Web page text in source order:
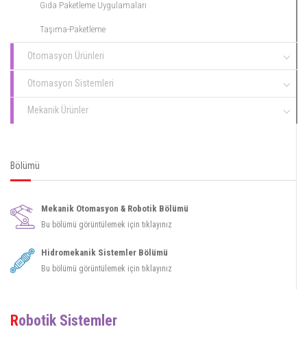
Gıda Paketleme Uygulamaları
Taşıma-Paketleme
Otomasyon Ürünleri
Otomasyon Sistemleri
Mekanik Ürünler
Bölümü
Mekanik Otomasyon & Robotik Bölümü
Bu bölümü görüntülemek için tıklayınız
Hidromekanik Sistemler Bölümü
Bu bölümü görüntülemek için tıklayınız
Robotik Sistemler